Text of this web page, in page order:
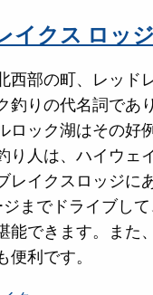
イクス ロッ
西部の町、レッド
釣りの代名詞であ
ロック湖はその好
り人は、ハイウェ
レイクスロッジに
までドライブし
能できます。また
便利です。